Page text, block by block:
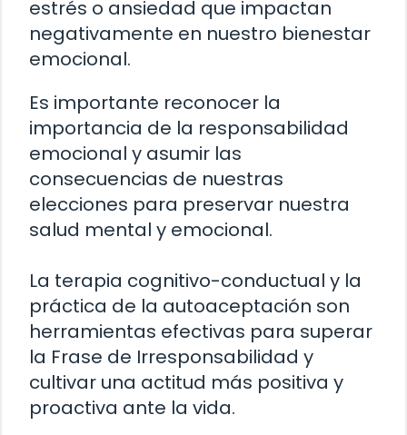
estrés o ansiedad que impactan
negativamente en nuestro bienestar
emocional.
Es importante reconocer la
importancia de la responsabilidad
emocional y asumir las
consecuencias de nuestras
elecciones para preservar nuestra
salud mental y emocional.
La terapia cognitivo-conductual y la
práctica de la autoaceptación son
herramientas efectivas para superar
la Frase de Irresponsabilidad y
cultivar una actitud más positiva y
proactiva ante la vida.